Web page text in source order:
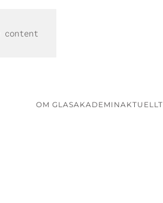
content
OM GLASAKADEMINAKTUELLT